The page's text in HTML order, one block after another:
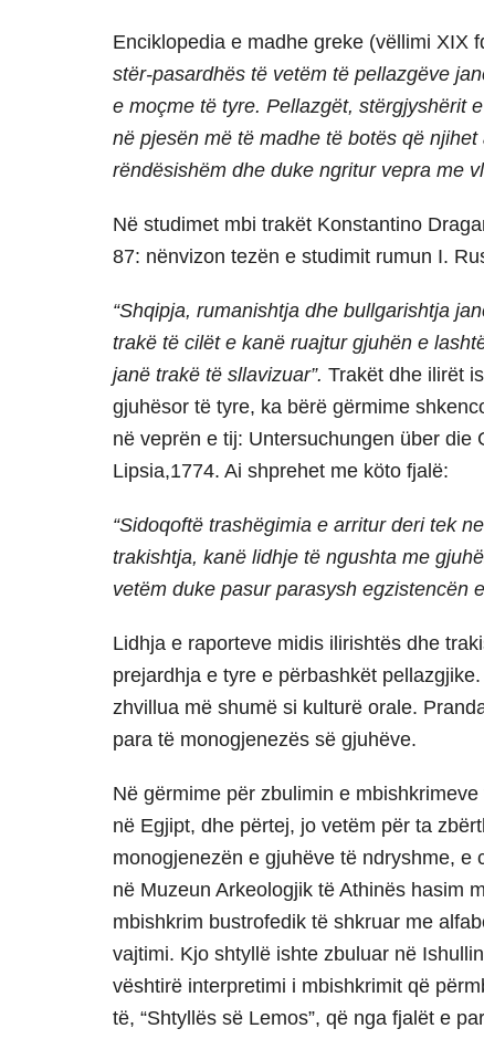
Enciklopedia e madhe greke (vëllimi XIX
stër-pasardhës të vetëm të pellazgëve
e moçme të tyre. Pellazgët, stërgjyshërit
në pjesën më të madhe të botës që
rëndësishëm dhe duke ngritur vepra me
Në studimet mbi trakët Konstantino
87: nënvizon tezën e studimit rumun I.
“Shqipja, rumanishtja dhe bullgarishtja
trakë të cilët e kanë ruajtur gjuhën e
janë trakë të sllavizuar”. Trakët dhe ilirët
gjuhësor të tyre, ka bërë gërmime
në veprën e tij: Untersuchungen über die
Lipsia,1774. Ai shprehet me köto fjalë:
“Sidoqoftë trashëgimia e arritur deri tek
trakishtja, kanë lidhje të ngushta me
vetëm duke pasur parasysh egzistencën
Lidhja e raporteve midis ilirishtës dhe
prejardhja e tyre e përbashkët
zhvillua më shumë si kulturë orale.
para të monogjenezës së gjuhëve.
Në gërmime për zbulimin e
në Egjipt, dhe përtej, jo vetëm për ta
monogjenezën e gjuhëve të ndryshme, e
në Muzeun Arkeologjik të Athinës hasim
mbishkrim bustrofedik të shkruar me
vajtimi. Kjo shtyllë ishte zbuluar në
vështirë interpretimi i mbishkrimit që
të, “Shtyllës së Lemos”, që nga fjalët e